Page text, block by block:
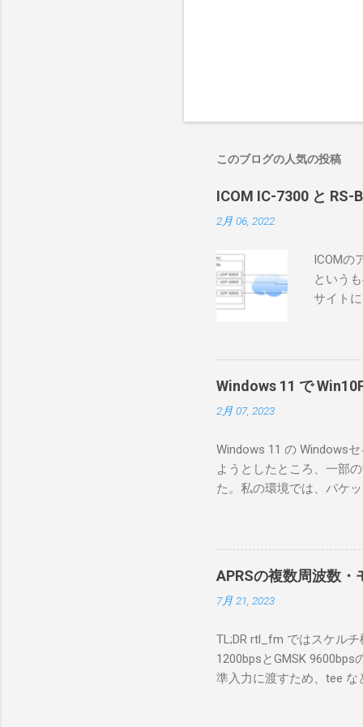
このブログの人気の投稿
ICOM IC-7300 と RS-
2月 06, 2022
ICOMの
という
サイト
ろうと
で、ハ
RS-
が持っ
が少な
にある
を行う
私の理
ている
る。
をUDP
信する
50003
BA1
Windows 11 で
2月 07, 2023
Windows 11 の Windows
ようとしたところ、一部
た。私の環境では、パケ
ンストールできなかった
ては pnputil というコマン
す。 Windows terminal
なファイルに、現在イン
上記のファイルから
バイダー名: Win10Pcap
08002be10318} ドライバ
Hardware Compatibility
APRSの複数周波数・
7月 21, 2023
TL;DR rtl_fm ではスケル
1200bpsとGMSK
準入力に渡すため、tee
f 431.04M -p 36 -s